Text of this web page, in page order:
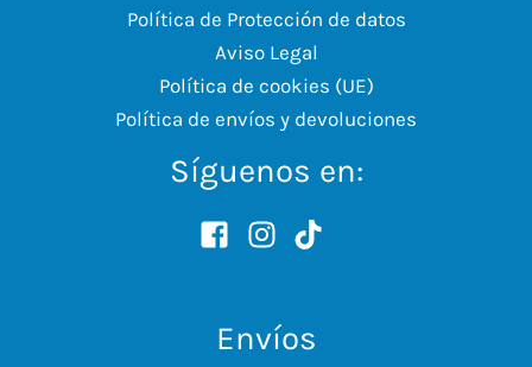
Política de Protección de datos
Aviso Legal
Política de cookies (UE)
Política de envíos y devoluciones
Síguenos en:
Envíos